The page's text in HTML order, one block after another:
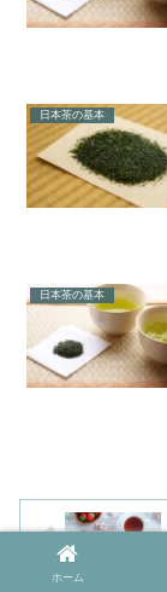
日本茶の基本
日本茶の基本
ホーム